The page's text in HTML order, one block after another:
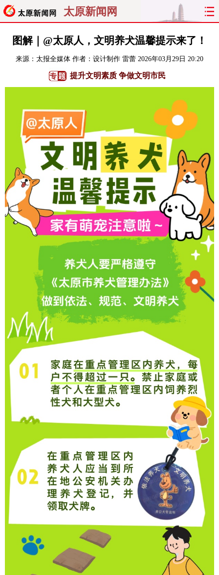
太原新闻网
首页 聚焦 太原 山西
经济 关注 文明 出行
纵横 曝光 综合 专题
旅游 理财 教育
看天下 晋月读 最太原 网罗民生
太原日报 太原晚报 热评 社区
图解｜@太原人，文明养犬温馨提示来了！
来源： 太报全媒体 作者：设计制作 雷蕾 2026年03月29日 20:20
提升文明素质 争做文明市民